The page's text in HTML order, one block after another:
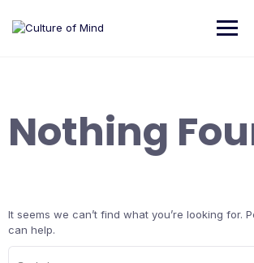
content
Nothing
It seems we can’t find what you’re looking for.
can help.
Szukaj: